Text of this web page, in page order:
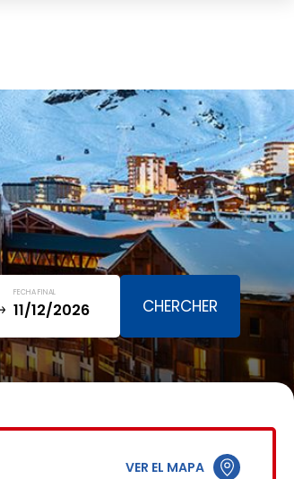
0,00 €
VER CESTA
FECHA FINAL
January
MON TUE WED THU FRI SAT
VER EL MAPA